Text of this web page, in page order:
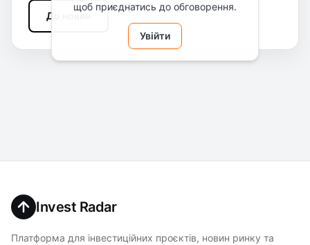
щоб приєднатись до обговорення.
Увійти
До новин
Invest Radar
Платформа для інвестиційних проєктів, новин ринку та